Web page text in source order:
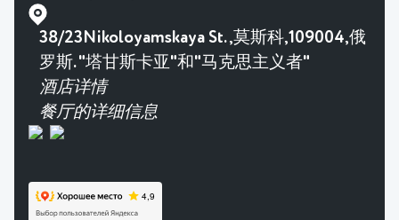
38/23Nikoloyamskaya St.,莫斯科,109004,俄
罗斯. "塔甘斯卡亚"和"马克思主义者"
酒店详情
餐厅的详细信息